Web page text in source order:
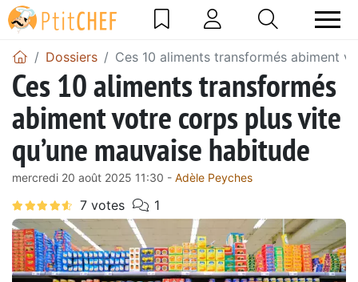
Dossiers Ces 10 aliments transformés abiment
Ces 10 aliments transformés
abiment votre corps plus vite
qu’une mauvaise habitude
mercredi 20 août 2025 11:30 - Adèle Peyches